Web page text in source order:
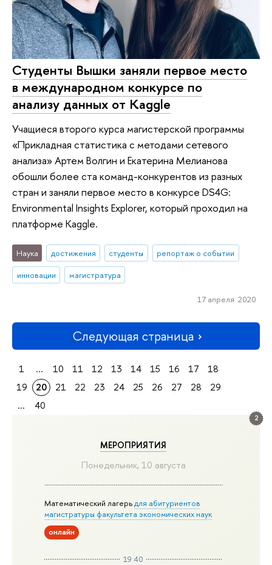
2
МЕРОПРИЯТИЯ
Понедельник, 10 августа
Математический лагерь для абитуриентов
магистратуры факультета экономических наук
онлайн
19:40
Студенты Вышки заняли первое место
в международном конкурсе по
анализу данных от Kaggle
Учащиеся второго курса магистерской программы
«Прикладная статистика с методами сетевого
анализа» Артем Волгин и Екатерина Мелианова
обошли более ста команд-конкурентов из разных
стран и заняли первое место в конкурсе DS4G:
Environmental Insights Explorer, который проходил на
платформе Kaggle.
Наука достижения студенты
репортаж о событии
инновации
магистратура
17 апреля 2020
Следующая страница
1 ... 10 11 12 13 14 15 16 17
18
19
20 21 22 23 24 25 26 27 28
29
...
40